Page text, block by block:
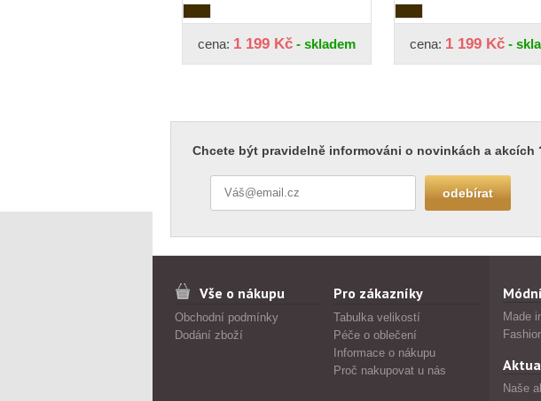
cena: 1 199 Kč - skladem cena: 1 199 Kč -
Chcete být pravidelně informováni o novinkách a akcích
Vše o nákupu
Obchodní podmínky
Dodání zboží
Pro zákazníky
Tabulka velikostí
Péče o oblečení
Informace o nákupu
Proč nakupovat u nás
Made
Naše